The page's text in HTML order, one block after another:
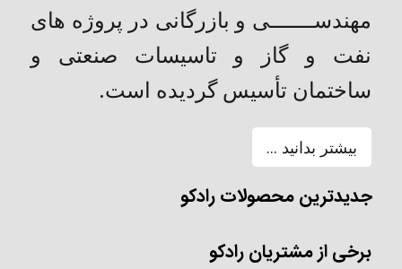
مهندســـــــی و بازرگانی در پروژه های
نفت و گاز و تاسیسات صنعتی و
ساختمان تأسیس گردیده است.
بیشتر بدانید ...
جدیدترین محصولات رادکو
برخی از مشتریان رادکو